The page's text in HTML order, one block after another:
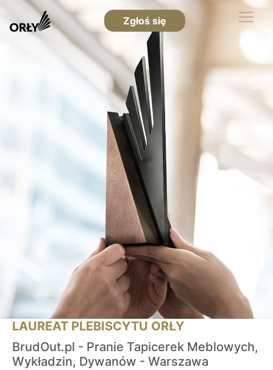
Zgłoś się
LAUREAT PLEBISCYTU ORŁY
BrudOut.pl - Pranie Tapicerek Meblowych,
Wykładzin, Dywanów - Warszawa